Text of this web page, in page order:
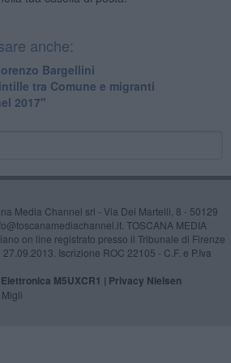
anche:
Bargellini
tra Comune e migranti
2017"
Media Channel srl - Via Dei Martelli, 8 - 50129
TOSCANA MEDIA
on line registrato presso il Tribunale di Firenze
Iscrizione ROC 22105 - C.F. e P.Iva
M5UXCR1 | Privacy Nielsen